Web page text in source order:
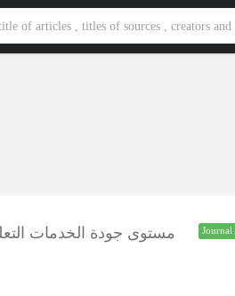
مستوى جودة الخدمات
Journal